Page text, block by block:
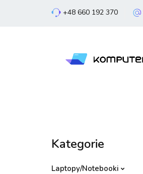
+48 660 192 370
Kategorie
Laptopy/Notebooki